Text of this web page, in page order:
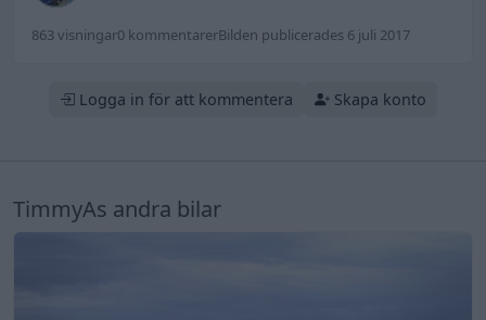
863 visningar0 kommentarerBilden publicerades 6 juli 2017
Logga in för att kommentera Skapa konto
TimmyAs andra bilar